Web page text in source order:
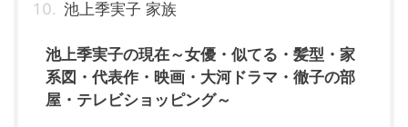
池上季実子 家族
池上季実子の現在～女優・似てる・髪型・家
系図・代表作・映画・大河ドラマ・徹子の部
屋・テレビショッピング～